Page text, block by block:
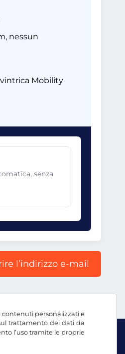
contenuti personalizzati e
trattamento dei dati da
l’uso tramite le proprie
nessun
Mobility
senza
l’indirizzo e-mail